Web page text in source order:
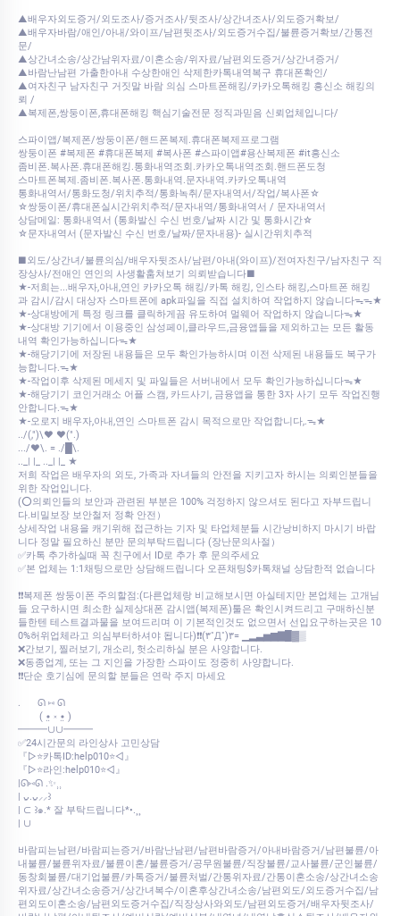
▲배우자외도증거/외도조사/증거조사/뒷조사/상간녀조사/외도증거확보/
▲배우자바람/애인/아내/와이프/남편뒷조사/외도증거수집/불륜증거확보/간통전
문/
▲상간녀소송/상간남위자료/이혼소송/위자료/남편외도증거/상간녀증거/
▲바람난남편 가출한아내 수상한애인 삭제한카톡내역복구 휴대폰확인/
▲여자친구 남자친구 거짓말 바람 의심 스마트폰해킹/카카오톡해킹 흥신소 해킹의
뢰 /
▲복제폰,쌍둥이폰,휴대폰해킹 핵심기술전문 정직과믿음 신뢰업체입니다/
스파이앱/복제폰/쌍둥이폰/핸드폰복제.휴대폰복제프로그램
쌍둥이폰 #복제폰 #휴대폰복제 #복사폰 #스파이앱#용산복제폰 #it흥신소
좀비폰.복사폰.휴대폰해킹.통화내역조회.카카오톡내역조회.핸드폰도청
스마트폰복제.좀비폰.복사폰.통화내역.문자내역.카카오톡내역
통화내역서/통화도청/위치추적/통화녹취/문자내역서/작업/복사폰☆
☆쌍둥이폰/휴대폰실시간위치추적/문자내역/통화내역서 / 문자내역서
상담메일: 통화내역서 (통화발신 수신 번호/날짜 시간 및 통화시간☆
☆문자내역서 (문자발신 수신 번호/날짜/문자내용)- 실시간위치추적
■외도/상간녀/불륜의심/배우자뒷조사/남편/아내(와이프)/전여자친구/남자친구 직
장상사/전애인 연인의 사생활훔쳐보기 의뢰받습니다■
★-저희는...배우자,아내,연인 카카오톡 해킹/카톡 해킹, 인스타 해킹,스마트폰 해킹
과 감시/감시 대상자 스마트폰에 apk파일을 직접 설치하여 작업하지 않습니다ᯓᯓ★
★-상대방에게 특정 링크를 클릭하게끔 유도하여 멀웨어 작업하지 않습니다ᯓ★
★-상대방 기기에서 이용중인 삼성페이,클라우드,금융앱들을 제외하고는 모든 활동
내역 확인가능하십니다ᯓ★
★-해당기기에 저장된 내용들은 모두 확인가능하시며 이전 삭제된 내용들도 복구가
능합니다.ᯓ★
★-작업이후 삭제된 메세지 및 파일들은 서버내에서 모두 확인가능하십니다ᯓ★
★-해당기기 코인거래소 어플 스캠, 카드사기, 금융앱을 통한 3자 사기 모두 작업진행
안합니다.ᯓ★
★-오로지 배우자,아내,연인 스마트폰 감시 목적으로만 작업합니다,.ᯓ★
../(,")\♥ ♥(".)
.../♥\. = ./█\.
.._| |_ .._| |_ ★
저희 작업은 배우자의 외도, 가족과 자녀들의 안전을 지키고자 하시는 의뢰인분들을
위한 작업입니다.
(⭕의뢰인들의 보안과 관련된 부분은 100% 걱정하지 않으셔도 된다고 자부드립니
다.비밀보장 보안철저 정확 안전）
상세작업 내용을 캐기위해 접근하는 기자 및 타업체분들 시간낭비하지 마시기 바랍
니다 정말 필요하신 분만 문의부탁드립니다 (장난문의사절）
✅카톡 추가하실때 꼭 친구에서 ID로 추가 후 문의주세요
✅본 업체는 1:1채팅으로만 상담해드립니다 오픈채팅$카톡채널 상담한적 없습니다
❗❗복제폰 쌍둥이폰 주의할점:(다른업체랑 비교해보시면 아실테지만 본업체는 고개님
들 요구하시면 최소한 실제상대폰 감시앱(복제폰)툴은 확인시켜드리고 구매하신분
들한텐 테스트결과물을 보여드리며 이 기본적인것도 없으면서 선입요구하는곳은 10
0%허위업체라고 의심부터하셔야 됩니다)❗❗(۳˚Д˚)۳= ▁▂▃▅▆▇█▓▒
❌간보기, 찔러보기, 개소리, 헛소리하실 분은 사양합니다.
❌동종업계, 또는 그 지인을 가장한 스파이도 정중히 사양합니다.
❗❗단순 호기심에 문의할 분들은 연락 주지 마세요
.⠀⠀ ᘏ ⑅ ᘏ
⠀⠀⠀( •̤ ༝ •̤ )
━━━∪∪━━━
✅24시간문의 라인상사 고민상담
『▷⭐카톡ID:help010⭐◁』
『▷⭐라인:help010⭐◁』
|ᘏ⑅ᘏ .✨⸒⸒
| ᴗ͈.ᴗ͈⸝⸝꒱
| ⊂ ꒱๑.* 잘 부탁드립니다*•.¸¸
| ∪
바람피는남편/바람피는증거/바람난남편/남편바람증거/아내바람증거/남편불륜/아
내불륜/불륜위자료/불륜이혼/불륜증거/공무원불륜/직장불륜/교사불륜/군인불륜/
동창회불륜/대기업불륜/카톡증거/불륜처벌/간통위자료/간통이혼소송/상간녀소송
위자료/상간녀소송증거/상간녀복수/이혼후상간녀소송/남편외도/외도증거수집/남
편외도이혼소송/남편외도증거수집/직장상사와외도/남편외도증거/배우자뒷조사/